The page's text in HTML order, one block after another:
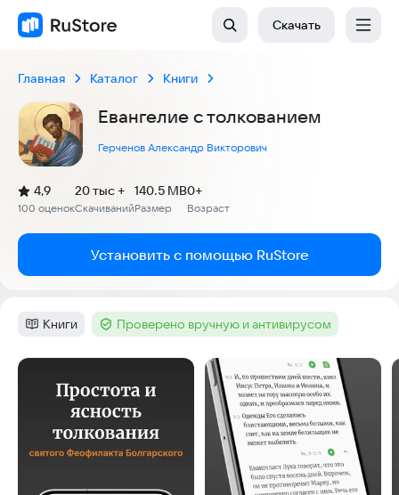
Скачать
Главная Каталог Книги
Евангелие с толкованием
Герченов Александр Викторович
Рейтинг:
4,9
(
100 оценок
)
Скачиваний
20 тыс +
Размер
140.5 MB
Возраст
0+
Установить с помощью RuStore
Категория
Книги Тег :Проверено вручную и антивирусом
Скриншоты